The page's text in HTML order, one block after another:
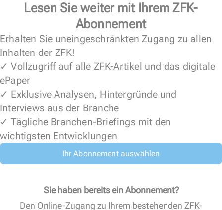
Lesen Sie weiter mit Ihrem ZFK-
Abonnement
Erhalten Sie uneingeschränkten Zugang zu allen
Inhalten der ZFK!
✓ Vollzugriff auf alle ZFK-Artikel und das digitale
ePaper
✓ Exklusive Analysen, Hintergründe und
Interviews aus der Branche
✓ Tägliche Branchen-Briefings mit den
wichtigsten Entwicklungen
Ihr Abonnement auswählen
Sie haben bereits ein Abonnement?
Den Online-Zugang zu Ihrem bestehenden ZFK-